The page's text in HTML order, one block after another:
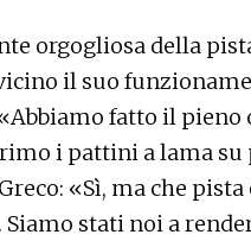
orgogliosa della
il suo
fatto il
i pattini a lama su
«Sì, ma che
Siamo stati noi a